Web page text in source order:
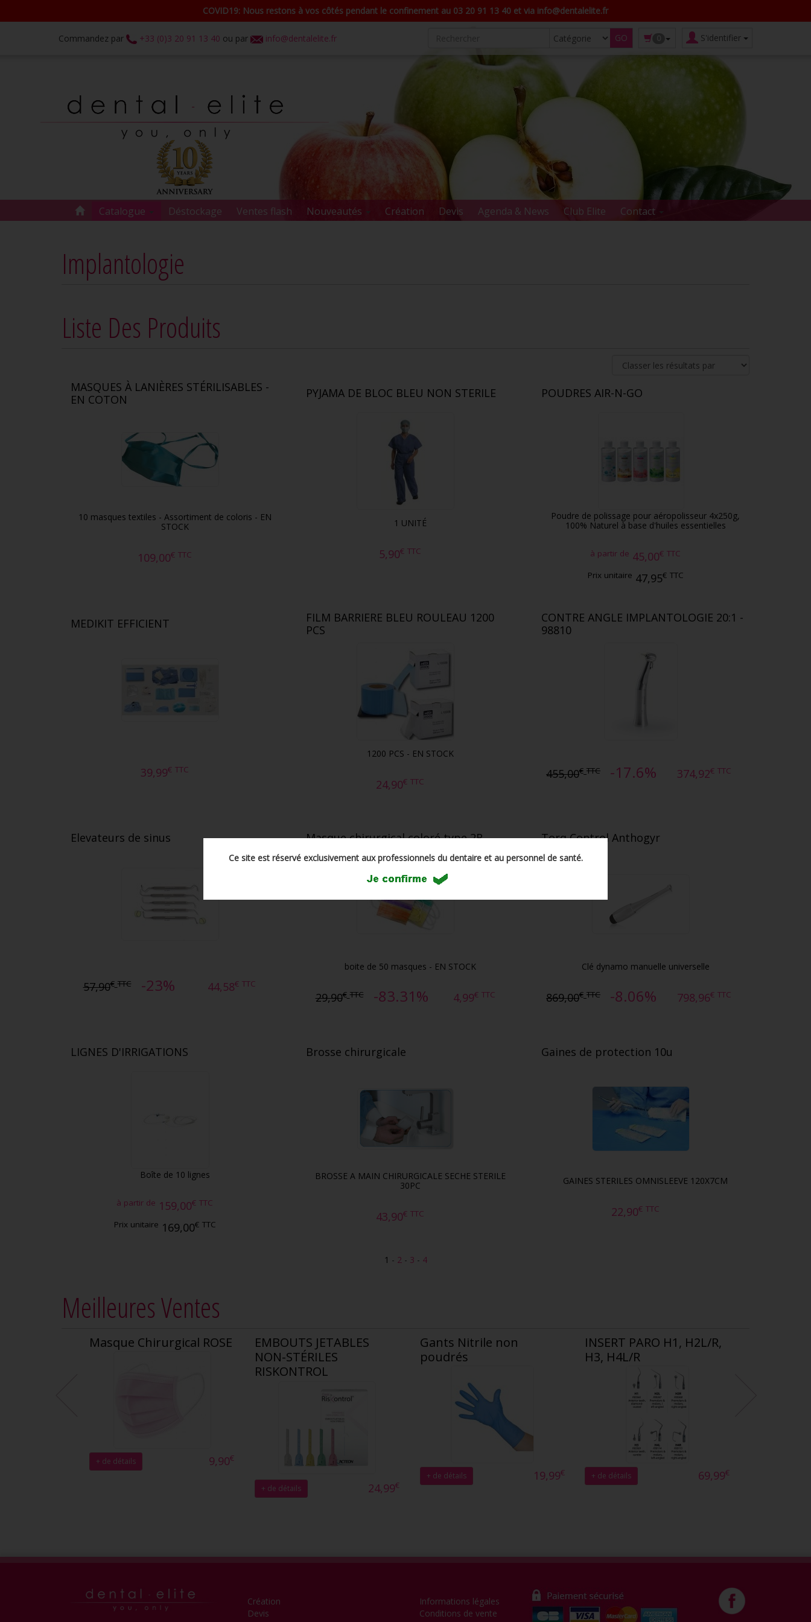
Ce site est réservé exclusivement aux professionnels du dentaire et au personnel de santé.
COVID19: Nous restons à vos côtés pendant le confinement au 03 20 91 13 40 et via info@dentalelite.fr
S'identifier
Catalogue Déstockage Ventes flash Nouveautés Création Devis Agenda & News Club Elite Contact
Commandez par +33 (0)3 20 91 13 40 ou par info@dentalelite.fr
Implantologie
Liste Des Produits
MASQUES À LANIÈRES STÉRILISABLES -
EN COTON
10 masques textiles - Assortiment de coloris - EN
STOCK
109,00€ TTC
PYJAMA DE BLOC BLEU NON STERILE
1 UNITÉ
5,90€ TTC
POUDRES AIR-N-GO
Poudre de polissage pour aéropolisseur 4x250g,
100% Naturel à base d'huiles essentielles
à partir de 45,00€ TTC
Prix unitaire 47,95€ TTC
MEDIKIT EFFICIENT
39,99€ TTC
FILM BARRIERE BLEU ROULEAU 1200
PCS
1200 PCS - EN STOCK
24,90€ TTC
CONTRE ANGLE IMPLANTOLOGIE 20:1 -
98810
455,00€ TTC -17.6% 374,92€ TTC
Elevateurs de sinus
57,90€ TTC -23% 44,58€ TTC
Masque chirurgical coloré type 2R
boite de 50 masques - EN STOCK
29,90€ TTC -83.31% 4,99€ TTC
Torq Control Anthogyr
Clé dynamo manuelle universelle
869,00€ TTC -8.06% 798,96€ TTC
LIGNES D'IRRIGATIONS
Boîte de 10 lignes
à partir de 159,00€ TTC
Prix unitaire 169,00€ TTC
Brosse chirurgicale
BROSSE A MAIN CHIRURGICALE SECHE STERILE
30PC
43,90€ TTC
Gaines de protection 10u
GAINES STERILES OMNISLEEVE 120X7CM
22,90€ TTC
1 - 2- 3 - 4
Meilleures Ventes
Masque Chirurgical ROSE
+ de détails 9,90€
EMBOUTS JETABLES
NON-STÉRILES
RISKONTROL
+ de détails 24,99€
Gants Nitrile non
poudrés
+ de détails 19,99€
INSERT PARO H1, H2L/R,
H3, H4L/R
+ de détails 69,99€
Création
Devis
Informations légales
Conditions de vente